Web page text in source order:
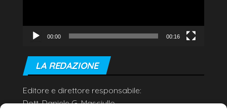
00:00 00:16
LA REDAZIONE
Editore e direttore responsabile:
Dott. Daniele G. Masciullo